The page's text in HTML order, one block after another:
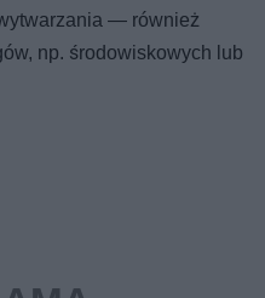
— również
np. środowiskowych lub